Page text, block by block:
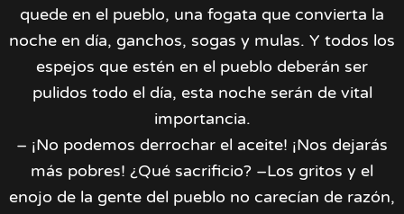
quede en el pueblo, una fogata que convierta la
noche en día, ganchos, sogas y mulas. Y todos los
espejos que estén en el pueblo deberán ser
pulidos todo el día, esta noche serán de vital
importancia.
– ¡No podemos derrochar el aceite! ¡Nos dejarás
más pobres! ¿Qué sacrificio? –Los gritos y el
enojo de la gente del pueblo no carecían de razón,